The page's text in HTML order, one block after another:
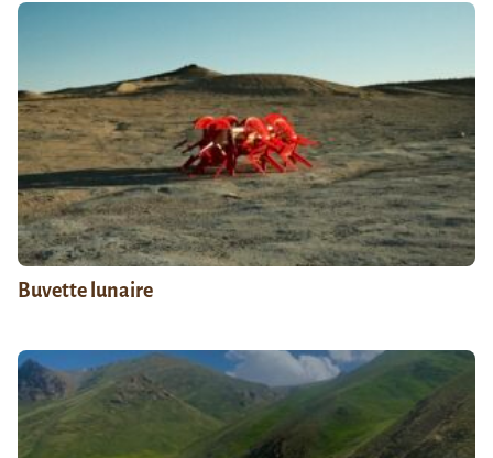
Buvette lunaire